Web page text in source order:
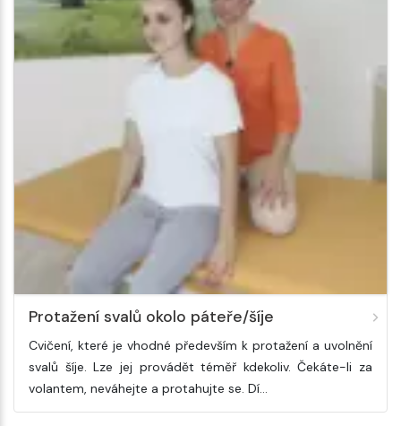
Protažení svalů okolo páteře/šíje
Cvičení, které je vhodné především k protažení a uvolnění
svalů šíje. Lze jej provádět téměř kdekoliv. Čekáte-li za
volantem, neváhejte a protahujte se. Dí…